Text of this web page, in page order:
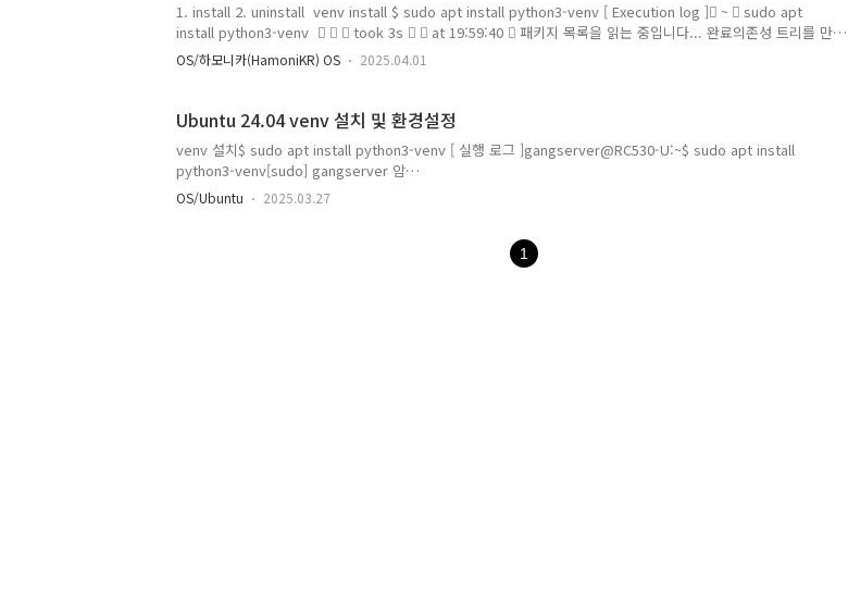
1. install 2. uninstall venv install $ sudo apt install python3-venv [ Execution log ] ~  sudo apt
install python3-venv  ✔  took 3s   at 19:59:40  패키지 목록을 읽는 중입니다... 완료의존성 트리를 만드
는 중입니다... 완료상태 정보를 읽는 중입니다... 완료 다음의 추가 패키지가 설치될 것입니다 : python3-
pip-whl python3-setuptools-whl python3.12-venv다음 새 패키지를 설치할 것입니다: python3-pip-
OS/하모니카(HamoniKR) OS 2025.04.01
Ubuntu 24.04 venv 설치 및 환경설정
venv 설치$ sudo apt install python3-venv [ 실행 로그 ]gangserver@RC530-U:~$ sudo apt install
python3-venv[sudo] gangserver 암
호: Reading package lists... DoneBuilding dependency tree... DoneReading state information... DoneT
he following additional packages will be installed: python3-pip-whl python3-setuptools-
OS/Ubuntu 2025.03.27
1